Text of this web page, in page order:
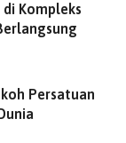
serta
dengan
formula
di Kompleks
Persatuan